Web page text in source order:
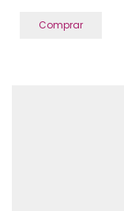
Comprar